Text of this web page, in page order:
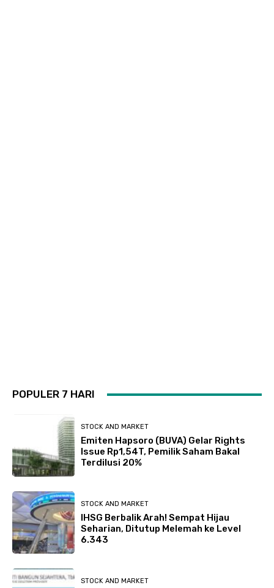
POPULER 7 HARI
STOCK AND MARKET
Emiten Hapsoro (BUVA) Gelar Rights
Issue Rp1,54T, Pemilik Saham Bakal
Terdilusi 20%
STOCK AND MARKET
IHSG Berbalik Arah! Sempat Hijau
Seharian, Ditutup Melemah ke Level
6.343
STOCK AND MARKET